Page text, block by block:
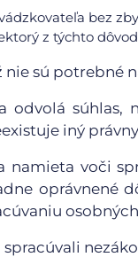
bez
z týchto
sú potrebné
odvolá súhlas,
iný
namieta voči
oprávnené